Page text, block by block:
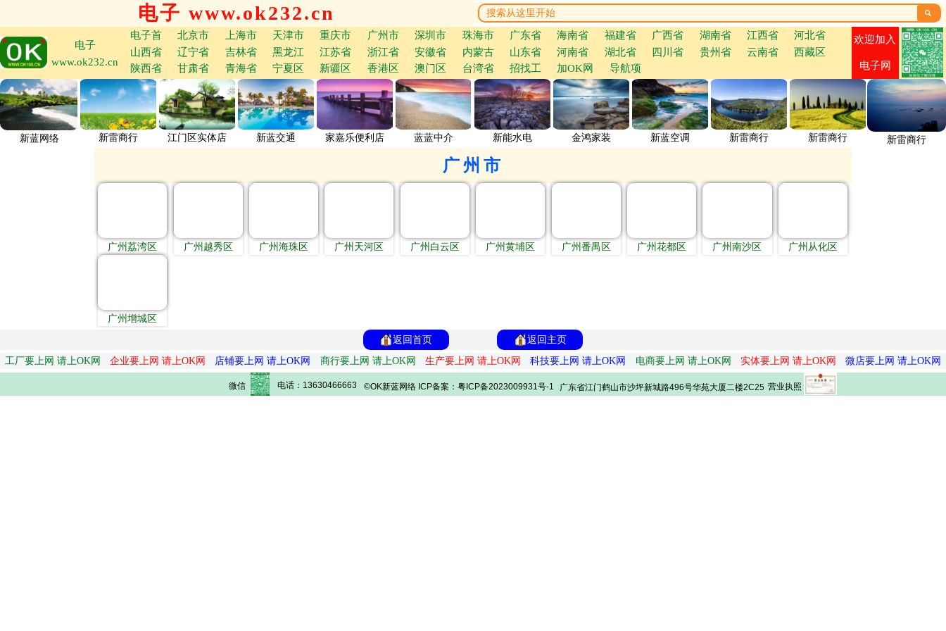
电子 www.ok232.cn 
电子
www.ok232.cn
电子首 北京市 上海市 天津市 重庆市 广州市 深圳市 珠海市 广东省 海南省 福建省 广西省 湖南省 江西省
河北省
山西省
辽宁省 吉林省 黑龙江 江苏省 浙江省 安徽省 内蒙古 山东省 河南省 湖北省 四川省 贵州省 云南省
西藏区
陕西省
甘肃省 青海省 宁夏区 新疆区 香港区 澳门区 台湾省 招找工 加OK网 导航项
欢迎加入
电子网
新蓝网络 新雷商行 江门区实体店 新蓝交通 家嘉乐便利店 蓝蓝中介 新能水电 金鸿家装 新蓝空调 新雷商行 新雷商行 新雷商行
广州市
广州荔湾区 广州越秀区 广州海珠区 广州天河区 广州白云区 广州黄埔区 广州番禺区 广州花都区 广州南沙区 广州从化区
广州增城区
返回首页
返回主页
工厂要上网 请上OK网
企业要上网 请上OK网 店铺要上网 请上OK网 商行要上网 请上OK网 生产要上网 请上OK网 科技要上网 请上OK网 电商要上网 请上OK网 实体要上网 请上OK网 微店要上网 请上OK网
微信 电话：13630466663 ©OK新蓝网络 ICP备案：粤ICP备2023009931号-1 广东省江门鹤山市沙坪新城路496号华苑大厦二楼2C25 营业执照